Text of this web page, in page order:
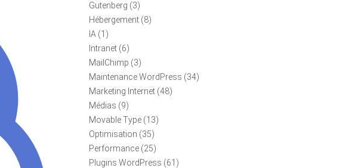
Gutenberg (3)
Hébergement(8)
IA (1)
Intranet(6)
MailChimp (3)
Maintenance WordPress (34)
Marketing Internet(48)
Médias (9)
Movable Type(13)
Optimisation (35)
Performance(25)
Plugins WordPress (61)